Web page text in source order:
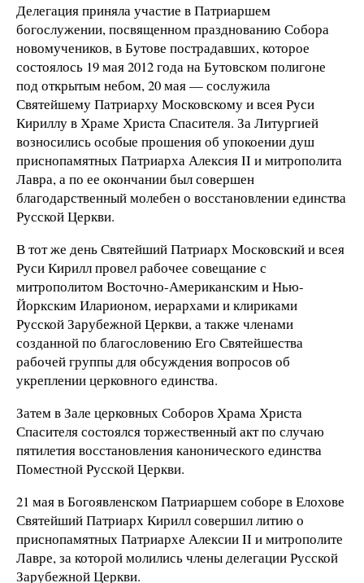
Делегация приняла участие в Патриаршем
богослужении, посвященном празднованию Собора
новомучеников, в Бутове пострадавших, которое
состоялось 19 мая 2012 года на Бутовском полигоне
под открытым небом, 20 мая — сослужила
Святейшему Патриарху Московскому и всея Руси
Кириллу в Храме Христа Спасителя. За Литургией
возносились особые прошения об упокоении душ
приснопамятных Патриарха Алексия II и митрополита
Лавра, а по ее окончании был совершен
благодарственный молебен о восстановлении единства
Русской Церкви.
В тот же день Святейший Патриарх Московский и всея
Руси Кирилл провел рабочее совещание с
митрополитом Восточно-Американским и Нью-
Йоркским Иларионом, иерархами и клириками
Русской Зарубежной Церкви, а также членами
созданной по благословению Его Святейшества
рабочей группы для обсуждения вопросов об
укреплении церковного единства.
Затем в Зале церковных Соборов Храма Христа
Спасителя состоялся торжественный акт по случаю
пятилетия восстановления канонического единства
Поместной Русской Церкви.
21 мая в Богоявленском Патриаршем соборе в Елохове
Святейший Патриарх Кирилл совершил литию о
приснопамятных Патриархе Алексии II и митрополите
Лавре, за которой молились члены делегации Русской
Зарубежной Церкви.